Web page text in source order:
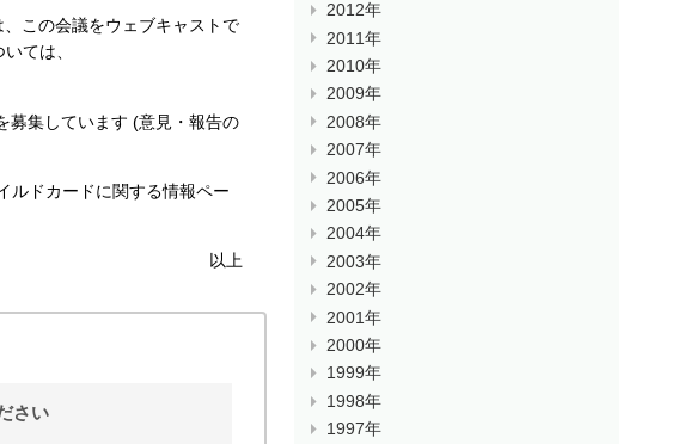
この会議をウェブキャストで
ては、
募集しています (意見・報告の
ルドカードに関する情報ペー
以上
2012年
2011年
2010年
2009年
2008年
2007年
2006年
2005年
2004年
2003年
2002年
2001年
2000年
1999年
1998年
1997年
さい